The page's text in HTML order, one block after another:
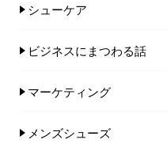
シューケア
ビジネスにまつわる話
マーケティング
メンズシューズ